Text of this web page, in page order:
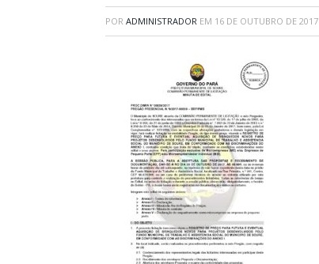
POR ADMINISTRADOR EM 16 DE OUTUBRO DE 2017